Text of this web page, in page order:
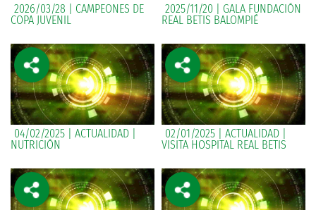
2026/03/28 | CAMPEONES DE
COPA JUVENIL
2025/11/20 | GALA FUNDACIÓN
REAL BETIS BALOMPIÉ
04/02/2025 | ACTUALIDAD |
NUTRICIÓN
02/01/2025 | ACTUALIDAD |
VISITA HOSPITAL REAL BETIS